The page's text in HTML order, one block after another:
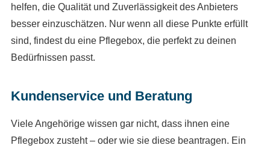
helfen, die Qualität und Zuverlässigkeit des Anbieters
besser einzuschätzen. Nur wenn all diese Punkte erfüllt
sind, findest du eine Pflegebox, die perfekt zu deinen
Bedürfnissen passt.
Kundenservice und Beratung
Viele Angehörige wissen gar nicht, dass ihnen eine
Pflegebox zusteht – oder wie sie diese beantragen. Ein